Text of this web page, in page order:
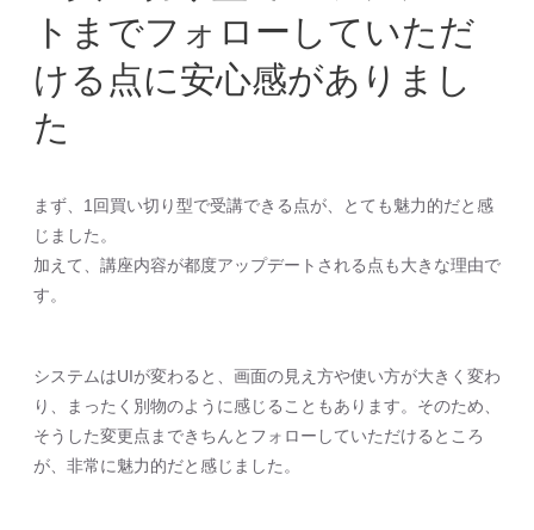
トまでフォローしていただ
ける点に安心感がありまし
た
まず、1回買い切り型で受講できる点が、とても魅力的だと感
じました。
加えて、講座内容が都度アップデートされる点も大きな理由で
す。
システムはUIが変わると、画面の見え方や使い方が大きく変わ
り、まったく別物のように感じることもあります。そのため、
そうした変更点まできちんとフォローしていただけるところ
が、非常に魅力的だと感じました。